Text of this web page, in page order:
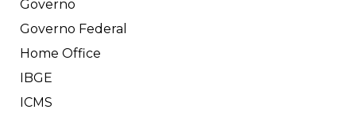
Governo
Governo Federal
Home Office
IBGE
ICMS